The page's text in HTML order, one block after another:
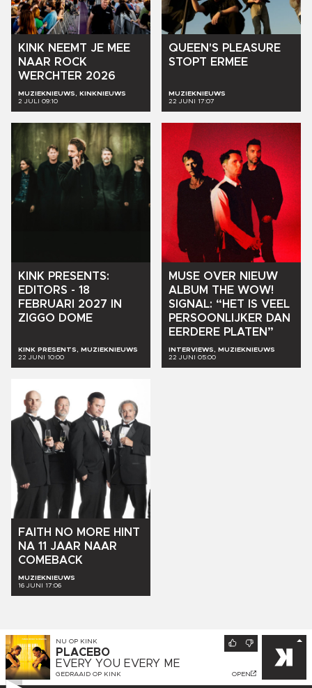
KINK NEEMT JE MEE
NAAR ROCK
WERCHTER 2026
MUZIEKNIEUWS, KINKNIEUWS
2 JULI 09:10
QUEEN'S PLEASURE
STOPT ERMEE
MUZIEKNIEUWS
22 JUNI 17:07
KINK PRESENTS:
EDITORS - 18
FEBRUARI
2027
IN
ZIGGO DOME
KINK PRESENTS, MUZIEKNIEUWS
22 JUNI 10:00
MUSE OVER NIEUW
ALBUM THE WOW!
SIGNAL: “HET IS VEEL
PERSOONLIJKER DAN
EERDERE PLATEN”
INTERVIEWS, MUZIEKNIEUWS
22 JUNI 05:00
FAITH NO MORE HINT
NA 11 JAAR NAAR
COMEBACK
MUZIEKNIEUWS
16 JUNI 17:06
NU OP KINK
PLACEBO
EVERY YOU EVERY ME
GEDRAAID OP KINK OPEN